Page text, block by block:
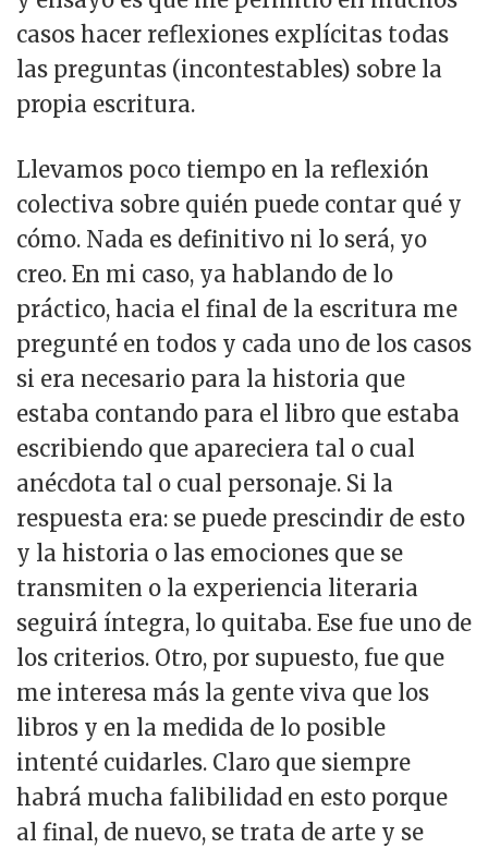
casos hacer reflexiones explícitas todas
las preguntas (incontestables) sobre la
propia escritura.
Llevamos poco tiempo en la reflexión
colectiva sobre quién puede contar qué y
cómo. Nada es definitivo ni lo será, yo
creo. En mi caso, ya hablando de lo
práctico, hacia el final de la escritura me
pregunté en todos y cada uno de los casos
si era necesario para la historia que
estaba contando para el libro que estaba
escribiendo que apareciera tal o cual
anécdota tal o cual personaje. Si la
respuesta era: se puede prescindir de esto
y la historia o las emociones que se
transmiten o la experiencia literaria
seguirá íntegra, lo quitaba. Ese fue uno de
los criterios. Otro, por supuesto, fue que
me interesa más la gente viva que los
libros y en la medida de lo posible
intenté cuidarles. Claro que siempre
habrá mucha falibilidad en esto porque
al final, de nuevo, se trata de arte y se